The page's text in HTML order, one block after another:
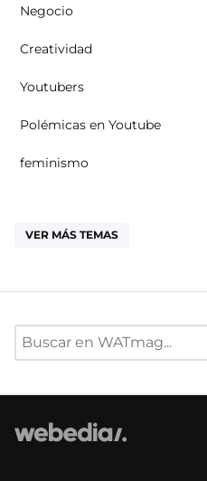
Negocio
Creatividad
Youtubers
Polémicas en Youtube
feminismo
VER MÁS TEMAS